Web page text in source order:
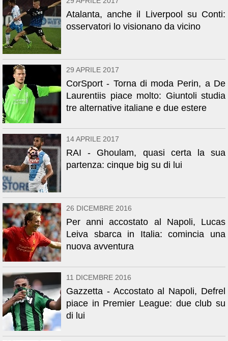
Atalanta, anche il Liverpool su Conti:
osservatori lo visionano da vicino
29 APRILE 2017
CorSport - Torna di moda Perin, a De
Laurentiis piace molto: Giuntoli studia
tre alternative italiane e due estere
14 APRILE 2017
RAI - Ghoulam, quasi certa la sua
partenza: cinque big su di lui
26 DICEMBRE 2016
Per anni accostato al Napoli, Lucas
Leiva sbarca in Italia: comincia una
nuova avventura
11 DICEMBRE 2016
Gazzetta - Accostato al Napoli, Defrel
piace in Premier League: due club su
di lui